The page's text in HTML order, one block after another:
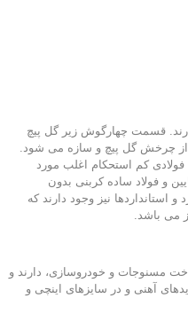
قسمت چهارگوش زیر گل پیچ
از چرخش گل پیچ و سازه می شود.
فولادی کم استحکام اغلب مورد
و فولاد ساده کربنی بدون
استانداردها نیز وجود دارند که
می باشد.
مسنوجات و خودروسازی، دارند و
آهنی و در سایزهای اینچی و